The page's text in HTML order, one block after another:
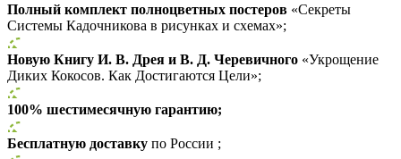
Полный комплект полноцветных постеров «Секреты
Системы Кадочникова в рисунках и схемах»;
Новую Книгу И. В. Дрея и В. Д. Черевичного «Укрощение
Диких Кокосов. Как Достигаются Цели»;
100% шестимесячную гарантию;
Бесплатную доставку по России ;